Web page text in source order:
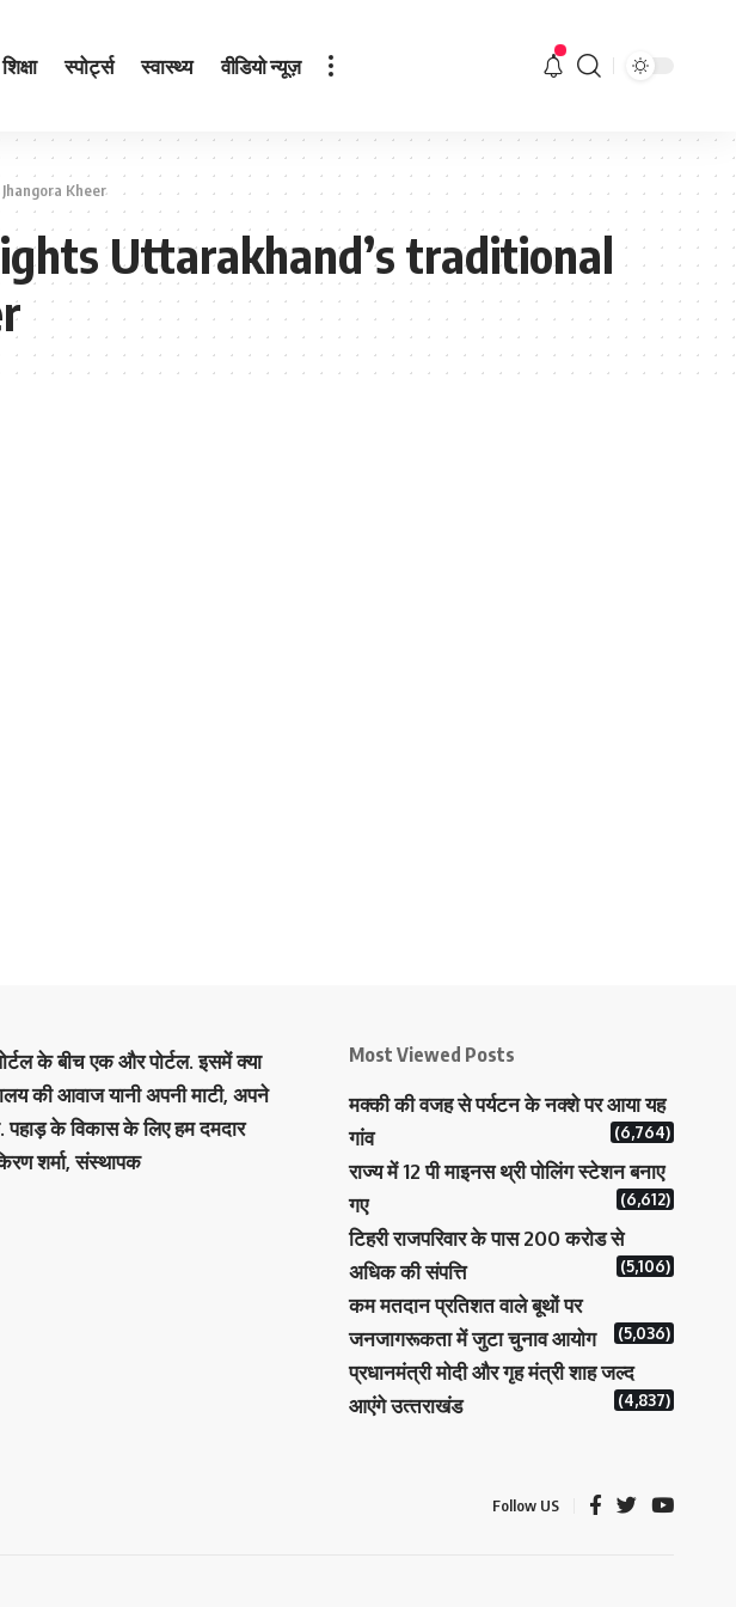
शिक्षा स्पोर्ट्स स्वास्थ्य वीडियो न्यूज़
Kheer
Uttarakhand’s traditional
के बीच एक और पोर्टल. इसमें क्या
की आवाज यानी अपनी माटी, अपने
के विकास के लिए हम दमदार
शर्मा, संस्‍थापक
Most Viewed Posts
मक्‍की की वजह से पर्यटन के नक्‍शे पर आया यह
गांव
(6,764)
राज्य में 12 पी माइनस थ्री पोलिंग स्टेशन बनाए
गए
(6,612)
टिहरी राजपरिवार के पास 200 करोड से
अधिक की संपत्ति
(5,106)
कम मतदान प्रतिशत वाले बूथों पर
जनजागरूकता में जुटा चुनाव आयोग
(5,036)
प्रधानमंत्री माेदी और गृह मंत्री शाह जल्‍द
आएंगे उत्‍तराखंड
(4,837)
Follow US